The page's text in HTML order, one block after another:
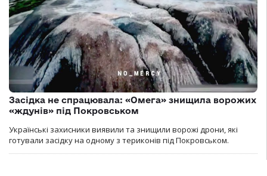
Засідка не спрацювала: «Омега» знищила ворожих
«ждунів» під Покровськом
Українські захисники виявили та знищили ворожі дрони, які
готували засідку на одному з териконів під Покровськом.